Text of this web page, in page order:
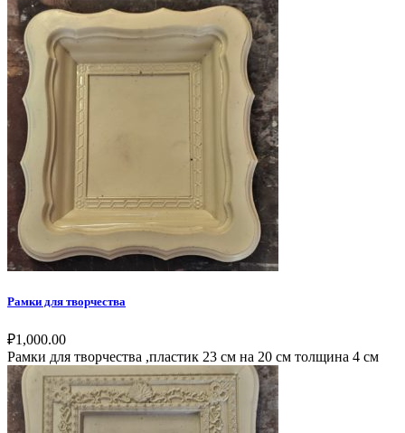
Рамки для творчества
₽1,000.00
Рамки для творчества ,пластик 23 см на 20 см толщина 4 см